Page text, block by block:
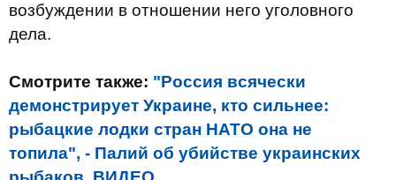
возбуждении в отношении него уголовного
дела.
Смотрите также: "Россия всячески
демонстрирует Украине, кто сильнее:
рыбацкие лодки стран НАТО она не
топила", - Палий об убийстве украинских